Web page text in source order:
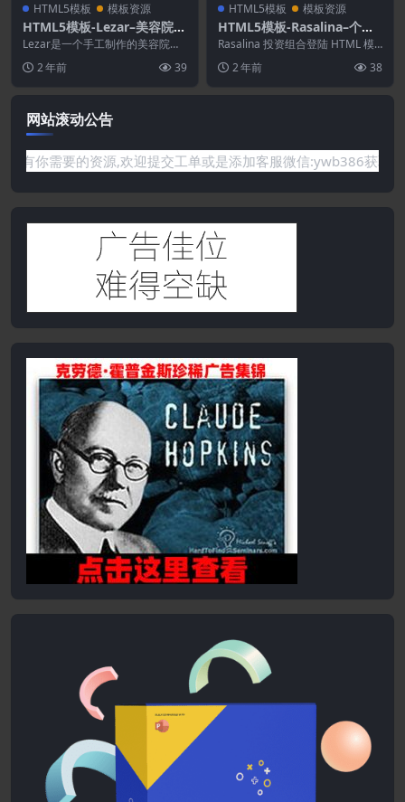
HTML5模板 模板资源
HTML5模板-Lezar–美容院和
水疗HTML模板
Lezar是一个手工制作的美容院模
瑜伽/冥想课程和...
2 年前 39
HTML5模板 模板资源
HTML5模板-Rasalina–个人
作品集HTML5模板
Rasalina 投资组合登陆 HTML 模
计。所...
2 年前 38
网站滚动公告
要的资源,欢迎提交工单或是添加客服微信:ywb386获取帮助！